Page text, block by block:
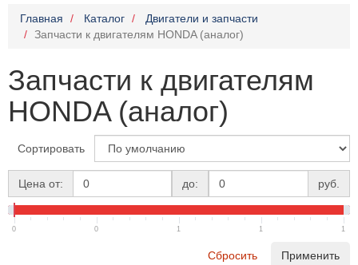
Главная Каталог
Двигатели и запчасти
Запчасти к двигателям HONDA (аналог)
Запчасти к двигателям
HONDA (аналог)
Сортировать
Цена от: до: руб.
0 0 1 1 1
Сбросить Применить